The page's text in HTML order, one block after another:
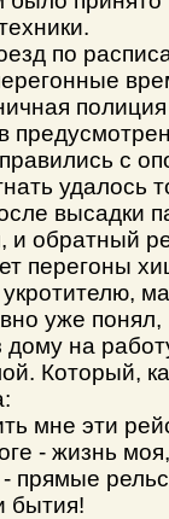
по
с
удалось
высадки
и обратный
перегоны
уже понял,
на
Который,
мне эти
- жизнь моя,
- прямые
бытия!